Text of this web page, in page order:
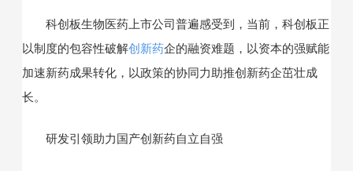
科创板生物医药上市公司普遍感受到，当前，科创板正
以制度的包容性破解创新药企的融资难题，以资本的强赋能
加速新药成果转化，以政策的协同力助推创新药企茁壮成
长。
研发引领助力国产创新药自立自强